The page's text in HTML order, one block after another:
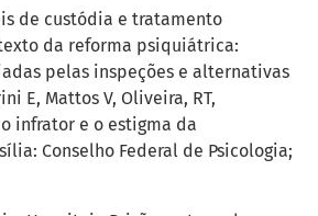
de custódia e tratamento
da reforma psiquiátrica:
pelas inspeções e alternativas
E, Mattos V, Oliveira, RT,
infrator e o estigma da
Conselho Federal de Psicologia;